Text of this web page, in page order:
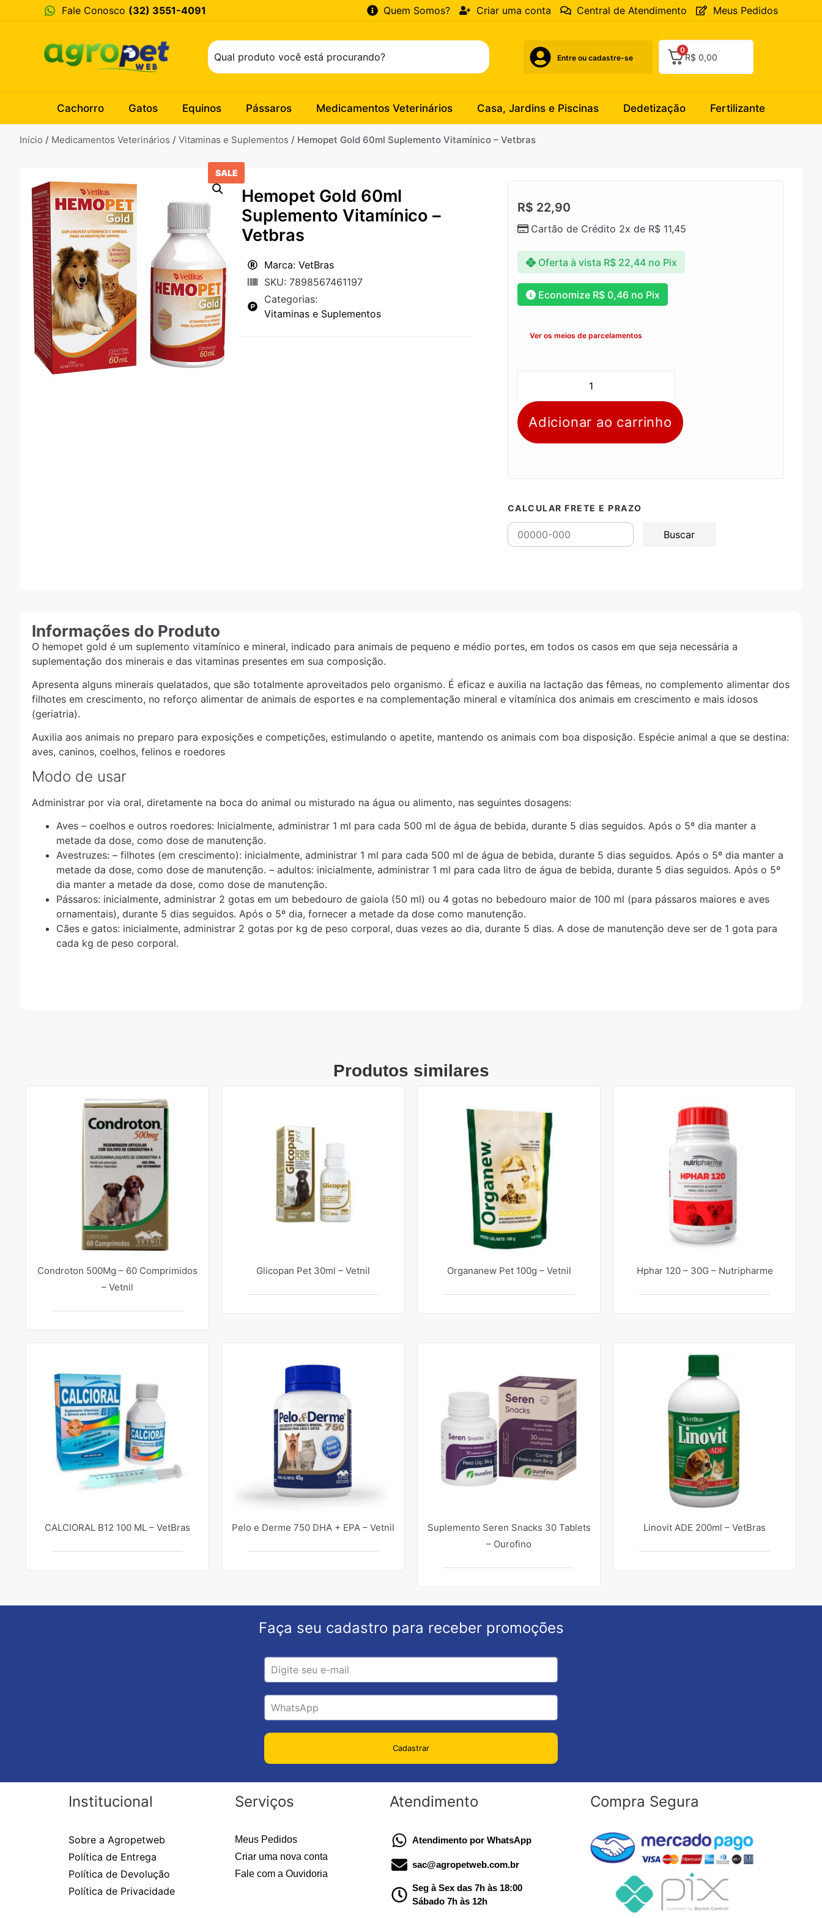
Fale Conosco (32) 3551-4091 Quem Somos? Criar uma conta Central de Atendimento Meus Pedidos
Entre ou cadastre-se
0
R$ 0,00
Cachorro Gatos Equinos Pássaros Medicamentos Veterinários Casa, Jardins e Piscinas Dedetização Fertilizante
Início / Medicamentos Veterinários / Vitaminas e Suplementos / Hemopet Gold 60ml Suplemento Vitamínico – Vetbras
SALE
Hemopet Gold 60ml
Suplemento Vitamínico –
Vetbras
Marca: VetBras
SKU: 7898567461197
Categorias:
Vitaminas e Suplementos
R$ 22,90
Cartão de Crédito 2x de R$11,45
Oferta à vista R$22,44 no Pix
Economize R$0,46no Pix
Ver os meios de parcelamentos
Adicionar ao carrinho
CALCULAR FRETE E PRAZO
Informações do Produto
O hemopet gold é um suplemento vitamínico e mineral, indicado para animais de pequeno e médio portes, em todos os casos em que seja necessária a
suplementação dos minerais e das vitaminas presentes em sua composição.
Apresenta alguns minerais quelatados, que são totalmente aproveitados pelo organismo. É eficaz e auxilia na lactação das fêmeas, no complemento alimentar dos
filhotes em crescimento, no reforço alimentar de animais de esportes e na complementação mineral e vitamínica dos animais em crescimento e mais idosos
(geriatria).
Auxilia aos animais no preparo para exposições e competições, estimulando o apetite, mantendo os animais com boa disposição. Espécie animal a que se destina:
aves, caninos, coelhos, felinos e roedores
Modo de usar
Administrar por via oral, diretamente na boca do animal ou misturado na água ou alimento, nas seguintes dosagens:
Aves – coelhos e outros roedores: Inicialmente, administrar 1 ml para cada 500 ml de água de bebida, durante 5 dias seguidos. Após o 5º dia manter a
metade da dose, como dose de manutenção.
Avestruzes: – filhotes (em crescimento): inicialmente, administrar 1 ml para cada 500 ml de água de bebida, durante 5 dias seguidos. Após o 5º dia manter a
metade da dose, como dose de manutenção. – adultos: inicialmente, administrar 1 ml para cada litro de água de bebida, durante 5 dias seguidos. Após o 5º
dia manter a metade da dose, como dose de manutenção.
Pássaros: inicialmente, administrar 2 gotas em um bebedouro de gaiola (50 ml) ou 4 gotas no bebedouro maior de 100 ml (para pássaros maiores e aves
ornamentais), durante 5 dias seguidos. Após o 5º dia, fornecer a metade da dose como manutenção.
Cães e gatos: inicialmente, administrar 2 gotas por kg de peso corporal, duas vezes ao dia, durante 5 dias. A dose de manutenção deve ser de 1 gota para
cada kg de peso corporal.
Produtos similares
Condroton 500Mg – 60 Comprimidos
– Vetnil
Glicopan Pet 30ml – Vetnil Organanew Pet 100g – Vetnil Hphar 120 – 30G – Nutripharme
CALCIORAL B12 100 ML – VetBras Pelo e Derme 750 DHA + EPA – Vetnil
Suplemento Seren Snacks 30 Tablets
– Ourofino
Linovit ADE 200ml – VetBras
Faça seu cadastro para receber promoções
Cadastrar
Institucional
Sobre a Agropetweb
Política de Entrega
Política de Devolução
Política de Privacidade
Serviços
Meus Pedidos
Criar uma nova conta
Fale com a Ouvidoria
Atendimento
Atendimento por WhatsApp
sac@agropetweb.com.br
Seg à Sex das 7h às 18:00
Sábado 7h às 12h
Compra Segura